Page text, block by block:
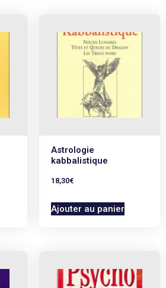
Astrologie
kabbalistique
18,30€
Ajouter au panier